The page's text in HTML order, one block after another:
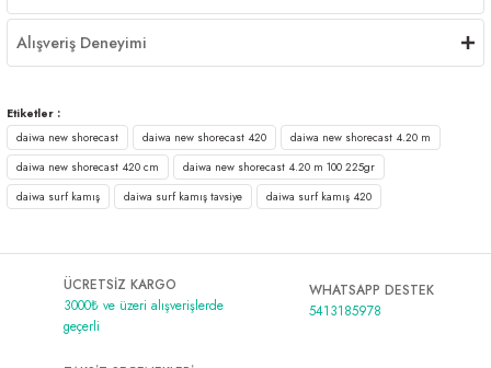
Alışveriş Deneyimi
Etiketler :
daiwa new shorecast
daiwa new shorecast 420
daiwa new shorecast 4.20 m
daiwa new shorecast 420 cm
daiwa new shorecast 4.20 m 100 225gr
daiwa surf kamış
daiwa surf kamış tavsiye daiwa surf kamış 420
ÜCRETSİZ KARGO
3000₺ ve üzeri alışverişlerde
geçerli
WHATSAPP DESTEK
5413185978